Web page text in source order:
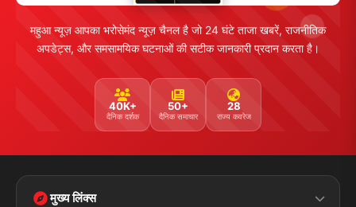
महुआ न्यूज़ आपका भरोसेमंद न्यूज़ चैनल है जो 24 घंटे ताजा खबरें, राजनीतिक
अपडेट्स, और समसामयिक घटनाओं की सटीक जानकारी प्रदान करता है।
40K+
दैनिक दर्शक
50+
दैनिक समाचार
28
राज्य कवरेज
मुख्य लिंक्स